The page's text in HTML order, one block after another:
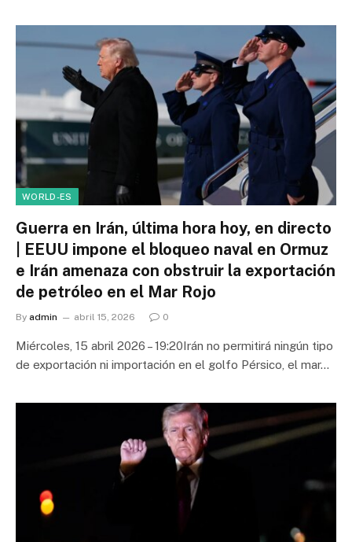
WORLD-ES
Guerra en Irán, última hora hoy, en directo
| EEUU impone el bloqueo naval en Ormuz
e Irán amenaza con obstruir la exportación
de petróleo en el Mar Rojo
By admin abril 15, 2026 0
Miércoles, 15 abril 2026 – 19:20Irán no permitirá ningún tipo
de exportación ni importación en el golfo Pérsico, el mar…